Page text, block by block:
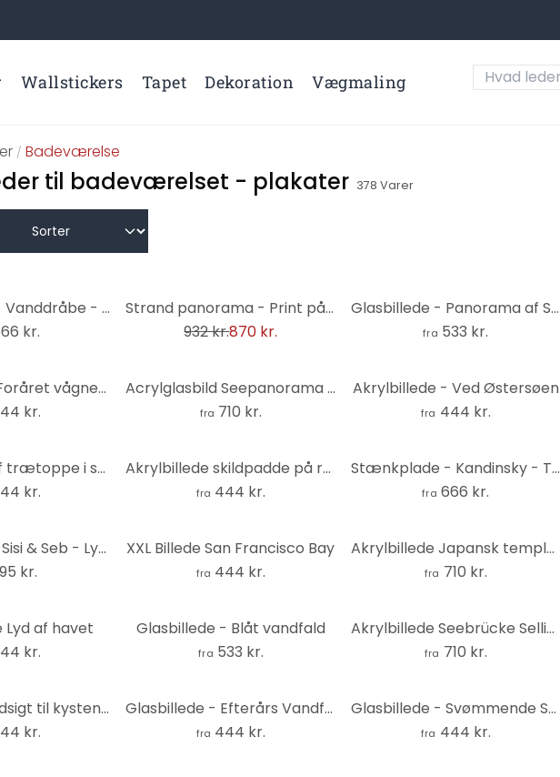
Wallstickers Tapet Dekoration Vægmaling
/ Badeværelse
til badeværelset - plakater 378 Varer
Stænkplade - Vanddråbe - Panorama
kr.
Strand panorama - Print på træ
932 kr.870 kr.
Glasbillede - Panorama af Sø ved Solnedgang
fra 533 kr.
Glasbillede - Foråret vågner - rundt
kr.
Acrylglasbild Seepanorama - schwarz/weiß
fra 710 kr.
Akrylbillede - Ved Østersøen
fra 444 kr.
Akrylbillede af trætoppe i skoven
kr.
Akrylbillede skildpadde på rejse
fra 444 kr.
Stænkplade - Kandinsky - To bevægelser
fra 666 kr.
Billede af træ Sisi & Seb - Lyserød parasol - Rund
kr.
XXL Billede San Francisco Bay
fra 444 kr.
Akrylbillede Japansk temple 2 - Panorama
fra 710 kr.
Lyd af havet
kr.
Glasbillede - Blåt vandfald
fra 533 kr.
Akrylbillede Seebrücke Sellin - Panorama
fra 710 kr.
Akrylbillede Udsigt til kysten - Sisi & Seb
kr.
Glasbillede - Efterårs Vandfald - Rund
fra 444 kr.
Glasbillede - Svømmende Skildpadder - Rund
fra 444 kr.